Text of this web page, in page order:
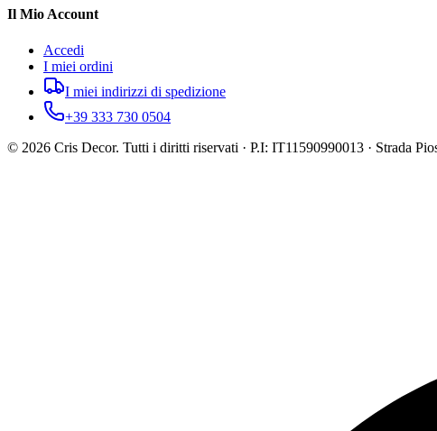
Il Mio Account
Accedi
I miei ordini
I miei indirizzi di spedizione
+39 333 730 0504
© 2026 Cris Decor. Tutti i diritti riservati · P.I: IT11590990013 · Strada